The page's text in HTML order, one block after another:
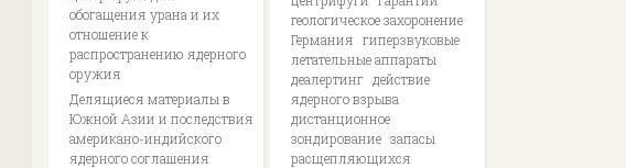
обогащения урана и их
отношение к
распространению ядерного
оружия
Делящиеся материалы в
Южной Азии и последствия
американо-индийского
ядерного соглашения
геологическое захоронение
Германия гиперзвуковые
летательные аппараты
деалертинг
действие
ядерного взрыва
дистанционное
зондирование запасы
расщепляющихся